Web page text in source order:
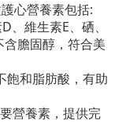
心營養素包括:
、維生素E、硒、
膽固醇，符合美
飽和脂肪酸，有助
營養素，提供完